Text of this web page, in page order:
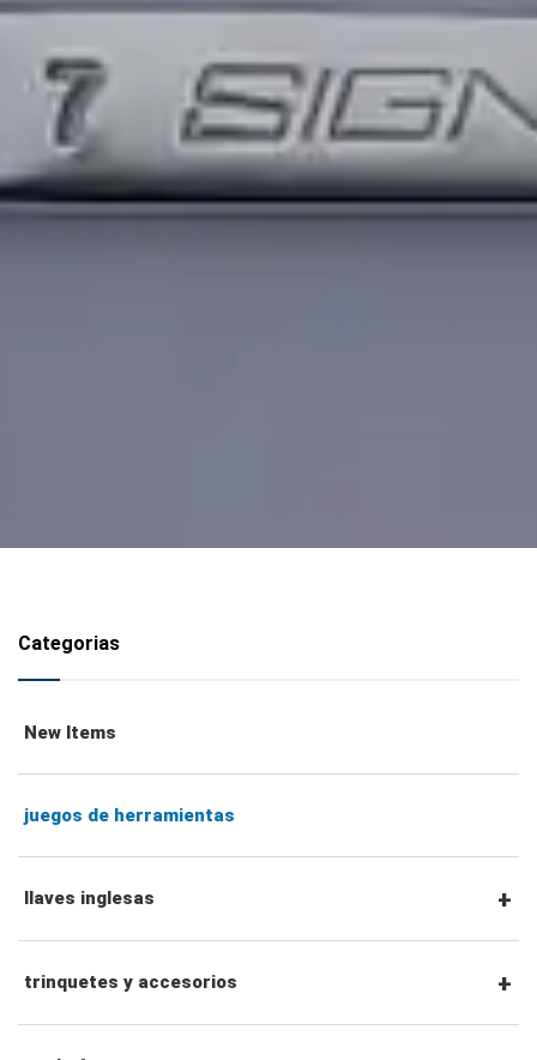
Categorias
New Items
juegos de herramientas
llaves inglesas
llaves combinadas
trinquetes y accesorios